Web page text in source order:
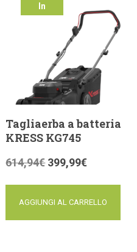
In
Tagliaerba a batteria
KRESS KG745
614,94€ 399,99€
AGGIUNGI AL CARRELLO